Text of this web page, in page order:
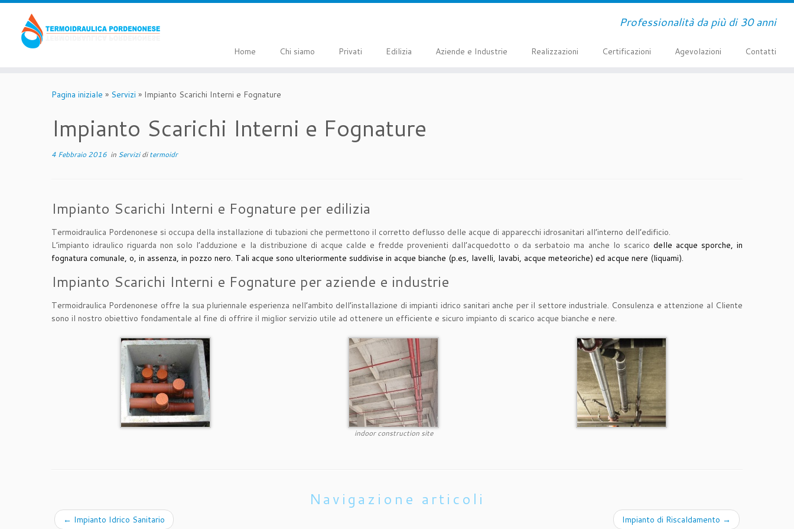
Passa
contenuto
Professionalità da più di 30 anni
Home Chi siamo Privati Edilizia Aziende e Industrie Realizzazioni Certificazioni Agevolazioni Contatti
Pagina iniziale » Servizi » Impianto Scarichi Interni e Fognature
Impianto Scarichi Interni e Fognature
4 Febbraio 2016 in Serviziditermoidr
Impianto Scarichi Interni e Fognature per edilizia
Termoidraulica Pordenonese si occupa della installazione di tubazioni che permettono il corretto deflusso delle acque di apparecchi idrosanitari all’interno dell’edificio.
L’impianto idraulico riguarda non solo l’adduzione e la distribuzione di acque calde e fredde provenienti dall’acquedotto o da serbatoio ma anche lo scarico delle acque sporche, in
fognatura comunale, o, in assenza, in pozzo nero. Tali acque sono ulteriormente suddivise in acque bianche (p.es, lavelli, lavabi, acque meteoriche) ed acque nere (liquami).
Impianto Scarichi Interni e Fognature per aziende e industrie
Termoidraulica Pordenonese offre la sua pluriennale esperienza nell’ambito dell’installazione di impianti idrico sanitari anche per il settore industriale. Consulenza e attenzione al Cliente
sono il nostro obiettivo fondamentale al fine di offrire il miglior servizio utile ad ottenere un efficiente e sicuro impianto di scarico acque bianche e nere.
indoor construction site
Navigazione articoli
← Impianto Idrico Sanitario Impianto di Riscaldamento →